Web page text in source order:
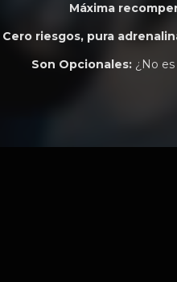
Máxima
Cero riesgos, pura
Son Opcionales: ¿No